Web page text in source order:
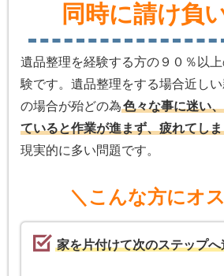
同時に請け負
遺品整理を経験する方の９０％以
験です。遺品整理をする場合近し
の場合が殆どの為色々な事に迷い
ていると作業が進まず、疲れてし
現実的に多い問題です。
＼こんな方にオ
家を片付けて次のステップへ